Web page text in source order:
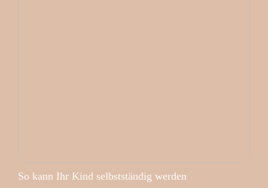
So kann Ihr Kind selbstständig werden